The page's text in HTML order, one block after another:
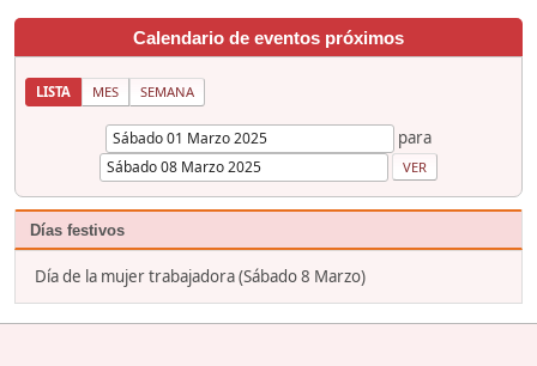
Calendario de eventos próximos
LISTA MES SEMANA
para
Días festivos
Día de la mujer trabajadora (Sábado 8 Marzo)